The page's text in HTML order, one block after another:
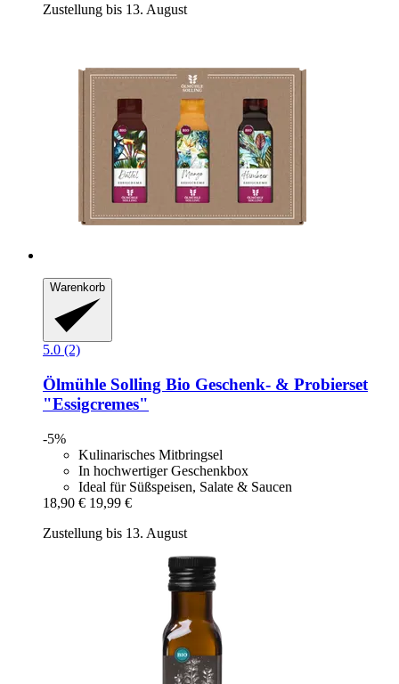
Zustellung bis 13. August
Warenkorb
5.0 (2)
Ölmühle Solling Bio Geschenk-​ & Probierset
"Essigcremes"
-5%
Kulinarisches Mitbringsel
In hochwertiger Geschenkbox
Ideal für Süßspeisen, Salate & Saucen
18,90 € 19,99 €
Zustellung bis 13. August